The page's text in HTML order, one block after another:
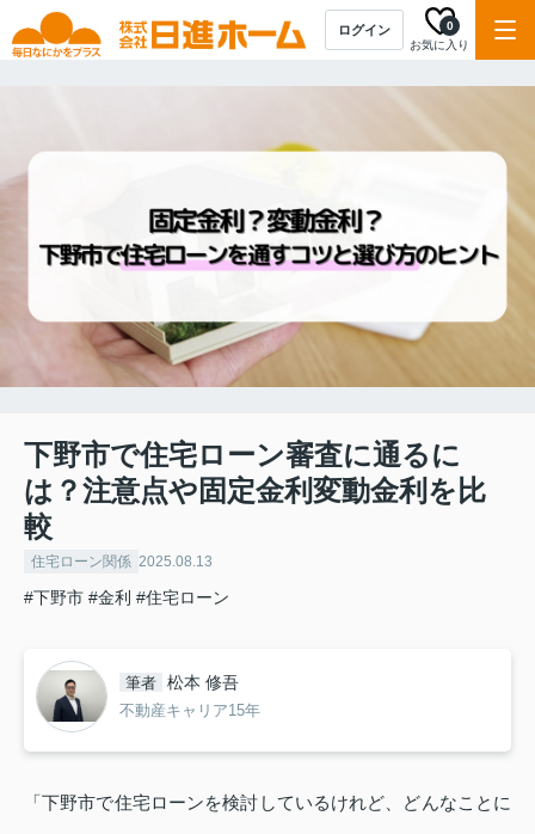
ログイン
お気に入り
0
下野市で住宅ローン審査に通るに
は？注意点や固定金利変動金利を比
較
住宅ローン関係 2025.08.13
#下野市 #金利 #住宅ローン
筆者 松本 修吾
不動産キャリア15年
「下野市で住宅ローンを検討しているけれど、どんなことに